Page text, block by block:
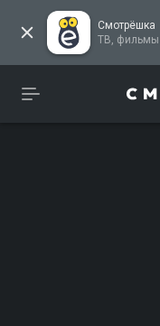
Смотрёшка